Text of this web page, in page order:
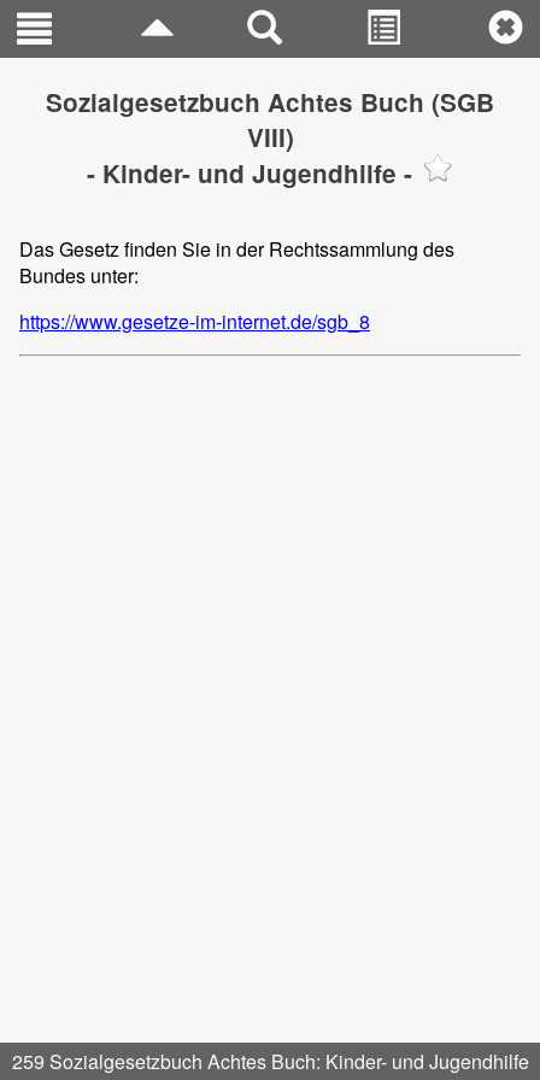
259 Sozialgesetzbuch Achtes Buch: Kinder- und Jugendhilfe
Sozialgesetzbuch Achtes Buch (SGB
VIII)
- Kinder- und Jugendhilfe -
Das Gesetz finden Sie in der Rechtssammlung des
Bundes unter:
https://www.gesetze-im-internet.de/sgb_8